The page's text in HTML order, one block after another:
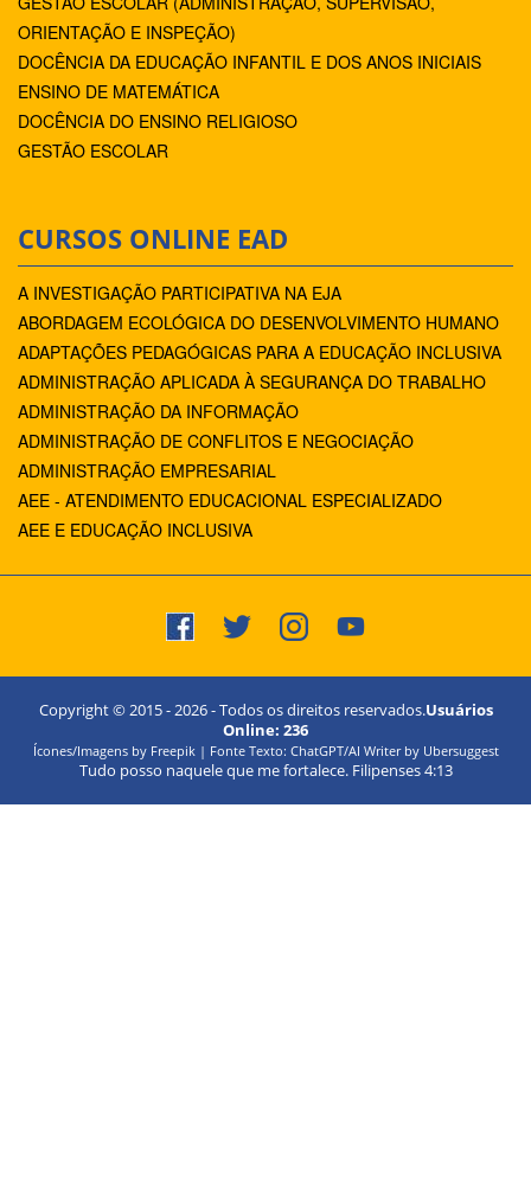
ORIENTAÇÃO E INSPEÇÃO)
DOCÊNCIA DA EDUCAÇÃO INFANTIL E DOS ANOS INICIAIS
ENSINO DE MATEMÁTICA
DOCÊNCIA DO ENSINO RELIGIOSO
GESTÃO ESCOLAR
CURSOS ONLINE EAD
A INVESTIGAÇÃO PARTICIPATIVA NA EJA
ABORDAGEM ECOLÓGICA DO DESENVOLVIMENTO HUMANO
ADAPTAÇÕES PEDAGÓGICAS PARA A EDUCAÇÃO INCLUSIVA
ADMINISTRAÇÃO APLICADA À SEGURANÇA DO TRABALHO
ADMINISTRAÇÃO DA INFORMAÇÃO
ADMINISTRAÇÃO DE CONFLITOS E NEGOCIAÇÃO
ADMINISTRAÇÃO EMPRESARIAL
AEE - ATENDIMENTO EDUCACIONAL ESPECIALIZADO
AEE E EDUCAÇÃO INCLUSIVA
Copyright © 2015 -2026- Todos os direitos reservados.Usuários
Online: 236
Ícones/Imagens by Freepik | Fonte Texto: ChatGPT/AI Writer by Ubersuggest
Tudo posso naquele que me fortalece. Filipenses 4:13